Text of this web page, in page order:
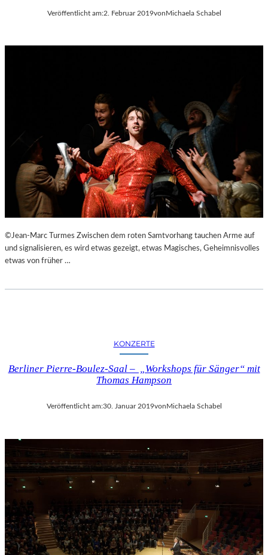
Veröffentlicht am:2. Februar 2019vonMichaela Schabel
©Jean-Marc Turmes Zwischen dem roten Samtvorhang tauchen Arme auf
und signalisieren, es wird etwas gezeigt, etwas Magisches, Geheimnisvolles
etwas von früher …
KONZERTE
Berliner Pierre-Boulez-Saal – „Workshops für Sänger“ mit
Thomas Hampson
Veröffentlicht am:30. Januar 2019von Michaela Schabel